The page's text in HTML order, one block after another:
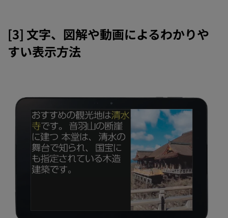
[3] 文字、図解や動画によるわかりや
すい表示方法